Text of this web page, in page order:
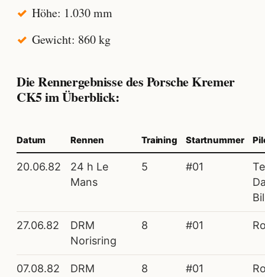
Höhe: 1.030 mm
Gewicht: 860 kg
Die Rennergebnisse des Porsche Kremer
CK5 im Überblick:
Datum Rennen Training Startnummer
20.06.82
24 h Le
Mans
5 #01
27.06.82
DRM
Norisring
8 #01
07.08.82
DRM
8 #01